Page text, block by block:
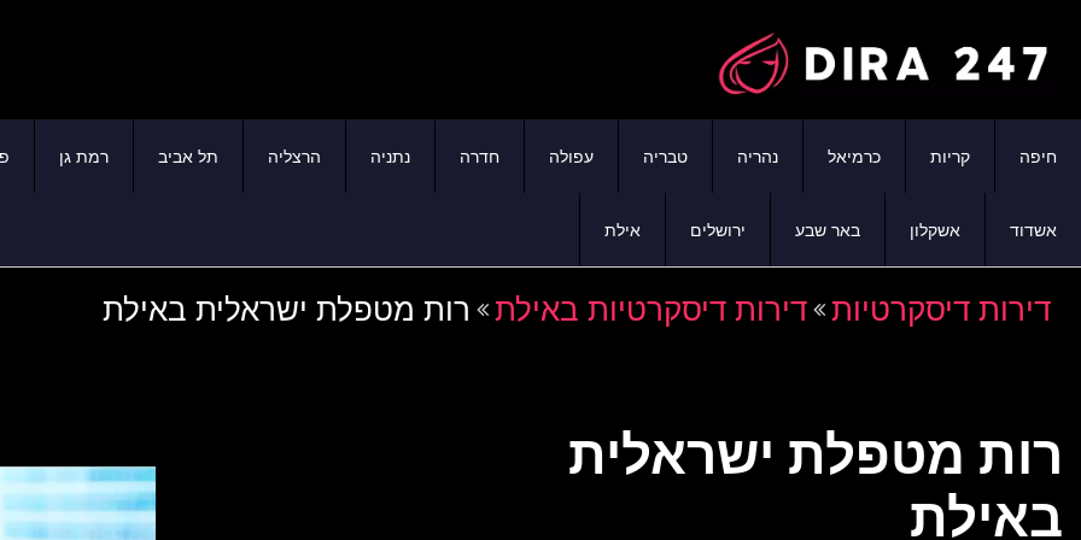
חיפה קריות כרמיאל נהריה טבריה עפולה חדרה נתניה הרצליה תל אביב רמת גן
אשדוד אשקלון באר שבע ירושלים אילת
דירות דיסקרטיות דירות דיסקרטיות באילת רות מטפלת ישראלית באילת
רות מטפלת ישראלית
באילת